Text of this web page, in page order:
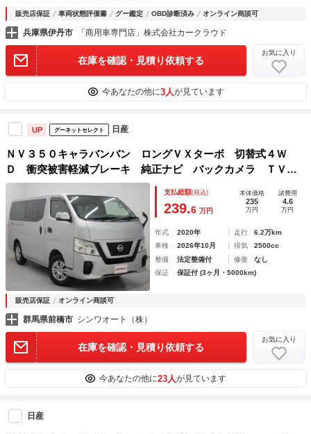
販売店保証 車両状態評価書 グー鑑定 OBD診断済み オンライン商談可
兵庫県伊丹市 「商用車専門店」株式会社カークラウド
在庫を確認・見積り依頼する
お気に入り
今あなたの他に3人が見ています
UP グーネットセレクト 日産
ＮＶ３５０キャラバンバン ロングＶＸターボ 切替式４Ｗ
Ｄ 衝突被害軽減ブレーキ 純正ナビ バックカメラ ＴＶ
ブルートゥース リアクーラー・ヒーター １００Ｖ電源 Ｌ
ＥＤヘッドライト 両側スライドドア 純正セキュリティアラ
ーム ディーゼルターボ
支払総額(税込)
239.6 万円
本体価格
235
万円
諸費用
4.6
万円
年式 2020年 走行
6.2万km
車検
2026年10月 排気
2500cc
整備
法定整備付 修復
なし
保証
保証付 (3ヶ月・5000km)
販売店保証 オンライン商談可
群馬県前橋市 シンワオート（株）
在庫を確認・見積り依頼する
お気に入り
今あなたの他に23人が見ています
日産